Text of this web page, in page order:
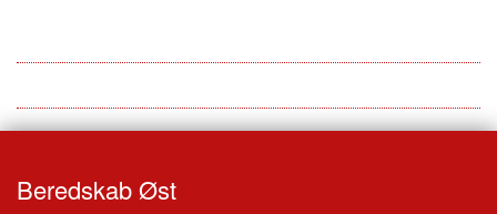
Beredskab Øst